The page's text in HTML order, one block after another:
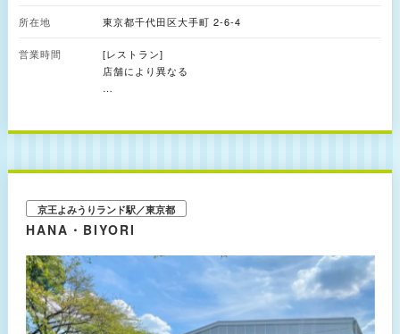
所在地 東京都千代田区大手町 2-6-4
営業時間
[レストラン]
店舗により異なる
店舗により異なる
京王よみうりランド駅／東京都
HANA・BIYORI